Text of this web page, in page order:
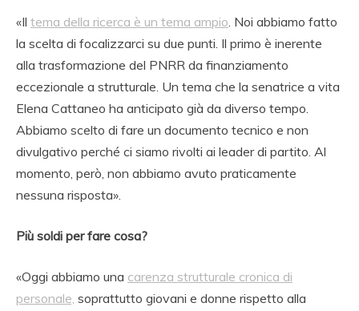
«Il tema della ricerca è un tema ampio. Noi abbiamo fatto
la scelta di focalizzarci su due punti. Il primo è inerente
alla trasformazione del PNRR da finanziamento
eccezionale a strutturale. Un tema che la senatrice a vita
Elena Cattaneo ha anticipato già da diverso tempo.
Abbiamo scelto di fare un documento tecnico e non
divulgativo perché ci siamo rivolti ai leader di partito. Al
momento, però, non abbiamo avuto praticamente
nessuna risposta».
Più soldi per fare cosa?
«Oggi abbiamo una carenza strutturale cronica di
personale, soprattutto giovani e donne rispetto alla